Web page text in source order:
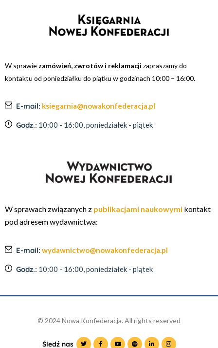
W sprawie zamówień, zwrotów i reklamacji zapraszamy do
kontaktu od poniedziałku do piątku w godzinach 10:00 – 16:00.
E-mail: ksiegarnia@nowakonfederacja.pl
Godz.: 10:00 - 16:00, poniedziałek - piątek
W sprawach związanych z publikacjami naukowymi kontakt
pod adresem wydawnictwa:
E-mail: wydawnictwo@nowakonfederacja.pl
Godz.: 10:00 - 16:00, poniedziałek - piątek
© 2024 Nowa Konfederacja. All rights reserved
Śledź nas